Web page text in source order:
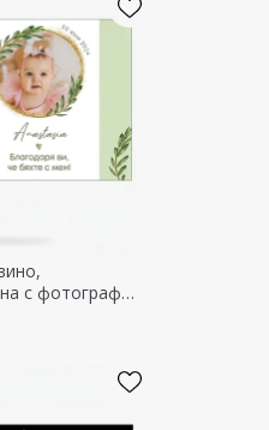
с фотография
за кръщене